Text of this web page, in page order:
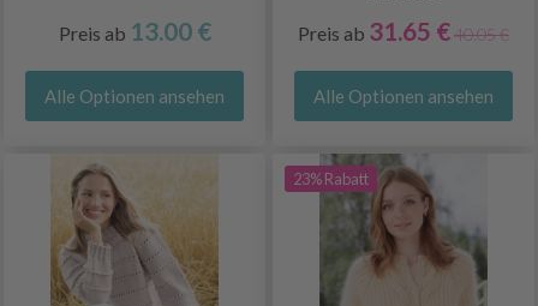
Preis ab 13.00 €
Alle Optionen ansehen
Preis ab 31.65 €40.05 €
Alle Optionen ansehen
23% Rabatt